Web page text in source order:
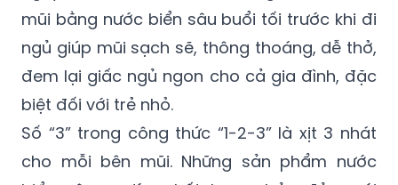
mũi bằng nước biển sâu buổi tối trước khi đi
ngủ giúp mũi sạch sẽ, thông thoáng, dễ thở,
đem lại giấc ngủ ngon cho cả gia đình, đặc
biệt đối với trẻ nhỏ.
Số “3” trong công thức “1-2-3” là xịt 3 nhát
cho mỗi bên mũi. Những sản phẩm nước